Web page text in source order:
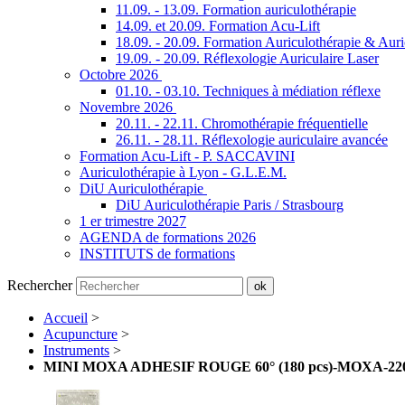
11.09. - 13.09. Formation auriculothérapie
14.09. et 20.09. Formation Acu-Lift
18.09. - 20.09. Formation Auriculothérapie &
19.09. - 20.09. Réflexologie Auriculaire Laser
Octobre 2026
01.10. - 03.10. Techniques à médiation réflexe
Novembre 2026
20.11. - 22.11. Chromothérapie fréquentielle
26.11. - 28.11. Réflexologie auriculaire avancée
Formation Acu-Lift - P. SACCAVINI
Auriculothérapie à Lyon - G.L.E.M.
DiU Auriculothérapie
DiU Auriculothérapie Paris / Strasbourg
1 er trimestre 2027
AGENDA de formations 2026
INSTITUTS de formations
Rechercher ok
Accueil >
Acupuncture >
Instruments >
MINI MOXA ADHESIF ROUGE 60° (180 pcs)-MOXA-